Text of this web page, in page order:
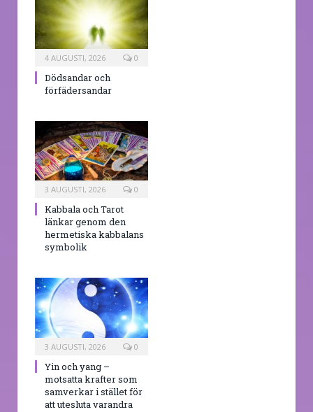
4 AUGUSTI, 2026 0
Dödsandar och
förfädersandar
3 AUGUSTI, 2026 0
Kabbala och Tarot
länkar genom den
hermetiska kabbalans
symbolik
3 AUGUSTI, 2026 0
Yin och yang –
motsatta krafter som
samverkar i stället för
att utesluta varandra